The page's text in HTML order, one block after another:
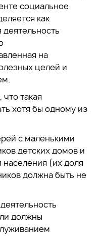
социальное
как
на
целей и
такая
хотя бы одному из
с маленькими
детских домов и
(их доля
должна быть не
должны